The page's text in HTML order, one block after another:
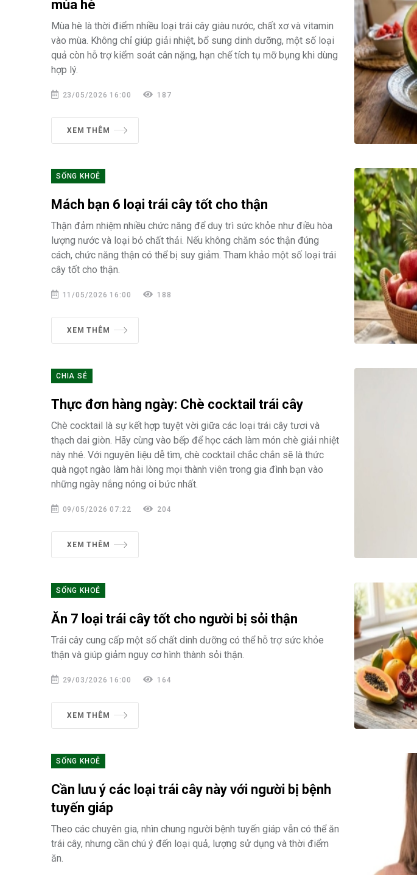
mùa hè
Mùa hè là thời điểm nhiều loại trái cây giàu nước, chất xơ và vitamin
vào mùa. Không chỉ giúp giải nhiệt, bổ sung dinh dưỡng, một số loại
quả còn hỗ trợ kiểm soát cân nặng, hạn chế tích tụ mỡ bụng khi dùng
hợp lý.
23/05/2026 16:00 187
XEM THÊM
SỐNG KHOẺ
Mách bạn 6 loại trái cây tốt cho thận
Thận đảm nhiệm nhiều chức năng để duy trì sức khỏe như điều hòa
lượng nước và loại bỏ chất thải. Nếu không chăm sóc thận đúng
cách, chức năng thận có thể bị suy giảm. Tham khảo một số loại trái
cây tốt cho thận.
11/05/2026 16:00 188
XEM THÊM
CHIA SẺ
Thực đơn hàng ngày: Chè cocktail trái cây
Chè cocktail là sự kết hợp tuyệt vời giữa các loại trái cây tươi và
thạch dai giòn. Hãy cùng vào bếp để học cách làm món chè giải nhiệt
này nhé. Với nguyên liệu dễ tìm, chè cocktail chắc chắn sẽ là thức
quà ngọt ngào làm hài lòng mọi thành viên trong gia đình bạn vào
những ngày nắng nóng oi bức nhất.
09/05/2026 07:22 204
XEM THÊM
SỐNG KHOẺ
Ăn 7 loại trái cây tốt cho người bị sỏi thận
Trái cây cung cấp một số chất dinh dưỡng có thể hỗ trợ sức khỏe
thận và giúp giảm nguy cơ hình thành sỏi thận.
29/03/2026 16:00 164
XEM THÊM
SỐNG KHOẺ
Cần lưu ý các loại trái cây này với người bị bệnh
tuyến giáp
Theo các chuyên gia, nhìn chung người bệnh tuyến giáp vẫn có thể ăn
trái cây, nhưng cần chú ý đến loại quả, lượng sử dụng và thời điểm
ăn.